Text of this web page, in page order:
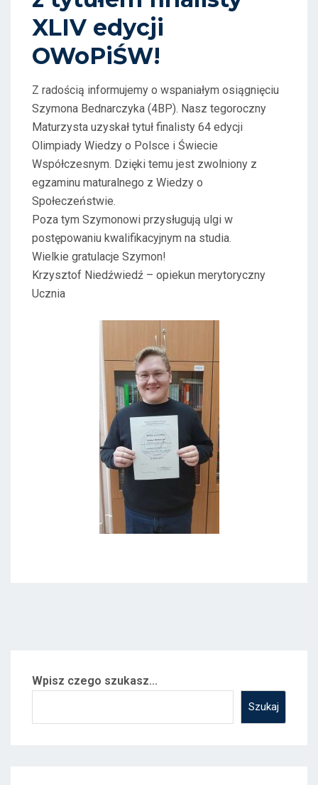
XLIV edycji
OWoPiŚW!
Z radością informujemy o wspaniałym osiągnięciu
Szymona Bednarczyka (4BP). Nasz tegoroczny
Maturzysta uzyskał tytuł finalisty 64 edycji
Olimpiady Wiedzy o Polsce i Świecie
Współczesnym. Dzięki temu jest zwolniony z
egzaminu maturalnego z Wiedzy o
Społeczeństwie.
Poza tym Szymonowi przysługują ulgi w
postępowaniu kwalifikacyjnym na studia.
Wielkie gratulacje Szymon!
Krzysztof Niedźwiedź – opiekun merytoryczny
Ucznia
Wpisz czego szukasz...
Szukaj